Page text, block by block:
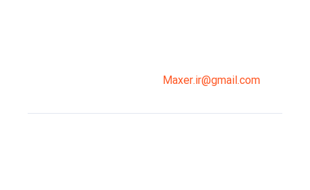
Maxer.ir@gmail.com